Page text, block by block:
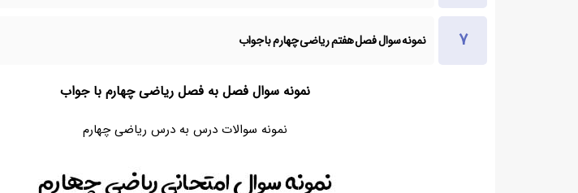
نمونه سوال فصل هفتم ریاضی چهارم با جواب
نمونه سوال فصل به فصل ریاضی چهارم با جواب
نمونه سوالات درس به درس ریاضی چهارم